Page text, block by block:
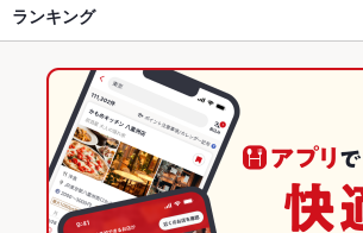
新潟駅・万代・古町周辺 × 韓国料理全般
新潟駅 × 韓国料理
新潟駅 × 韓国料理全般
万代 × 韓国料理全般
新潟 × 韓国料理
新潟 × 韓国料理全般
新潟駅
白山駅
にんにく料理
ランキング
新潟のグルメランキング
新潟の韓国料理ランキング
新潟駅・万代・古町周辺のグルメランキング
新潟駅・万代・古町周辺の韓国料理ランキング